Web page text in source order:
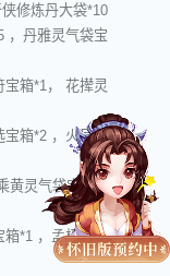
修炼丹大袋*10
，丹雅灵气袋宝
箱*1， 花撵灵
宝箱*2 ，火辰灵
黄灵气袋宝箱
箱*1 ，孟极灵气